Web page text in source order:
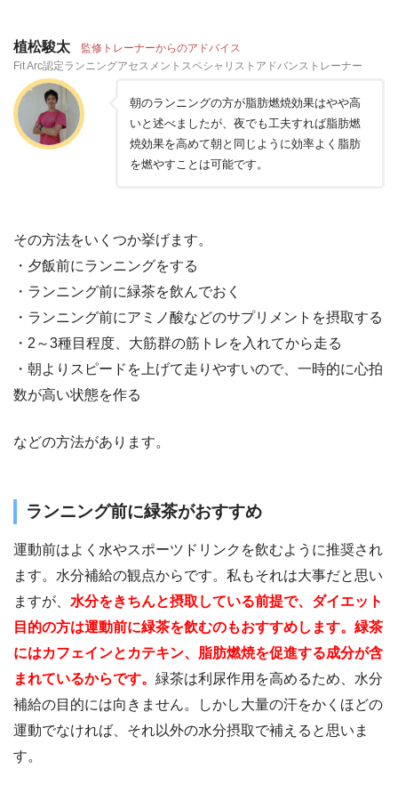
植松駿太 監修トレーナーからのアドバイス
Fit Arc認定ランニングアセスメントスペシャリストアドバンストレーナー
朝のランニングの方が脂肪燃焼効果はやや高
いと述べましたが、夜でも工夫すれば脂肪燃
焼効果を高めて朝と同じように効率よく脂肪
を燃やすことは可能です。
その方法をいくつか挙げます。
・夕飯前にランニングをする
・ランニング前に緑茶を飲んでおく
・ランニング前にアミノ酸などのサプリメントを摂取する
・2～3種目程度、大筋群の筋トレを入れてから走る
・朝よりスピードを上げて走りやすいので、一時的に心拍
数が高い状態を作る
などの方法があります。
ランニング前に緑茶がおすすめ
運動前はよく水やスポーツドリンクを飲むように推奨され
ます。水分補給の観点からです。私もそれは大事だと思い
ますが、 水分をきちんと摂取している前提で、ダイエット
目的の方は運動前に緑茶を飲むのもおすすめします。緑茶
にはカフェインとカテキン、脂肪燃焼を促進する成分が含
まれているからです。 緑茶は利尿作用を高めるため、水分
補給の目的には向きません。しかし大量の汗をかくほどの
運動でなければ、それ以外の水分摂取で補えると思いま
す。